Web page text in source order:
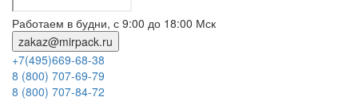
Работаем в будни, с 9:00 до 18:00 Мск
zakaz@mirpack.ru
+7(495)669-68-38
8 (800) 707-69-79
8 (800) 707-84-72